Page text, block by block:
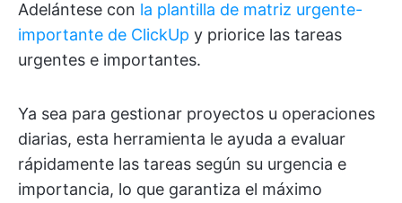
Adelántese con la plantilla de matriz urgente-
importante de ClickUp y priorice las tareas
urgentes e importantes.
Ya sea para gestionar proyectos u operaciones
diarias, esta herramienta le ayuda a evaluar
rápidamente las tareas según su urgencia e
importancia, lo que garantiza el máximo